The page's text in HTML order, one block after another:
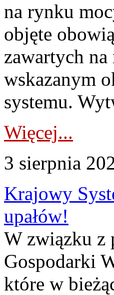
na rynku
objęte
zawartych
wskazanym
systemu.
Więcej...
3 sierpnia
Krajowy
upałów!
W związku z
Gospodarki
które w